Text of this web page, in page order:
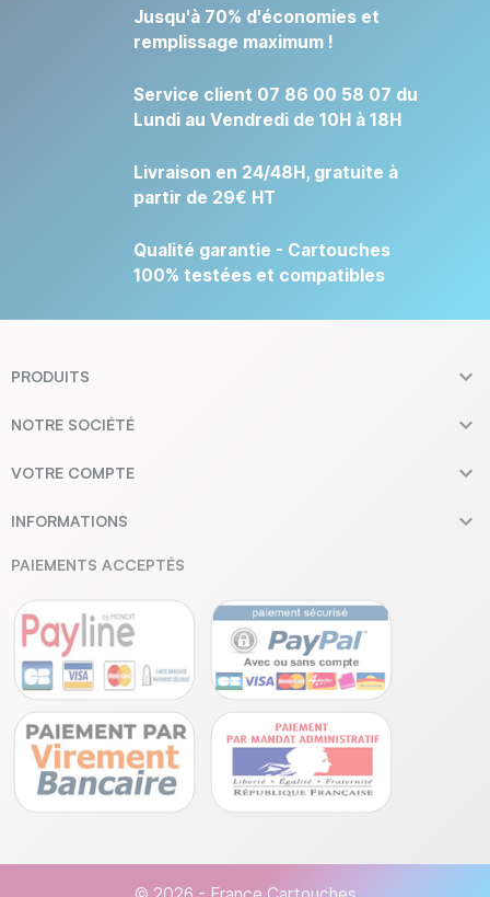
Jusqu'à 70% d'économies et
remplissage maximum !
Service client 07 86 00 58 07 du
Lundi au Vendredi de 10H à 18H
Livraison en 24/48H, gratuite à
partir de 29€ HT
Qualité garantie - Cartouches
100% testées et compatibles
PRODUITS 
NOTRE SOCIÉTÉ 
VOTRE COMPTE 
INFORMATIONS 
PAIEMENTS ACCEPTÉS